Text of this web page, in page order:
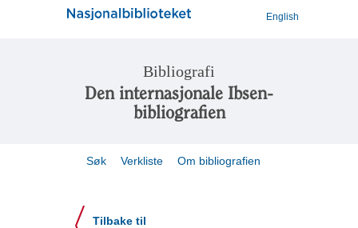
English
Bibliografi
Den internasjonale Ibsen-
bibliografien
Søk Verkliste Om bibliografien
Tilbake til